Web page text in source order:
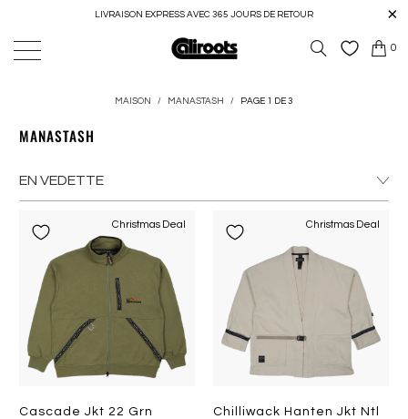
LIVRAISON EXPRESS AVEC 365 JOURS DE RETOUR
0
MAISON / MANASTASH / PAGE 1 DE 3
MANASTASH
Christmas Deal
Cascade Jkt 22 Grn
Christmas Deal
Chilliwack Hanten Jkt Ntl